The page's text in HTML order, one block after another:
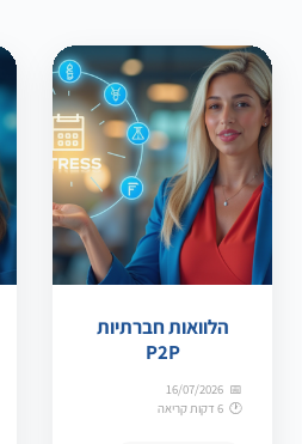
הלוואות חברתיות
P2P
16/07/2026
6 דקות קריאה